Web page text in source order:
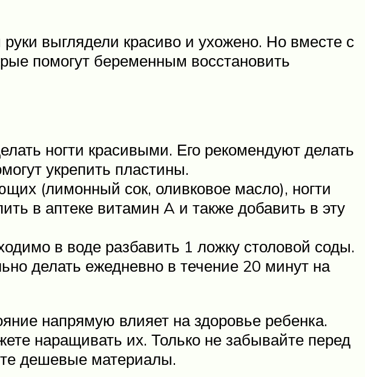
выглядели красиво и ухожено. Но вместе с
помогут беременным восстановить
ногти красивыми. Его рекомендуют делать
укрепить пластины.
(лимонный сок, оливковое масло), ногти
в аптеке витамин A и также добавить в эту
в воде разбавить 1 ложку столовой соды.
делать ежедневно в течение 20 минут на
напрямую влияет на здоровье ребенка.
наращивать их. Только не забывайте перед
дешевые материалы.